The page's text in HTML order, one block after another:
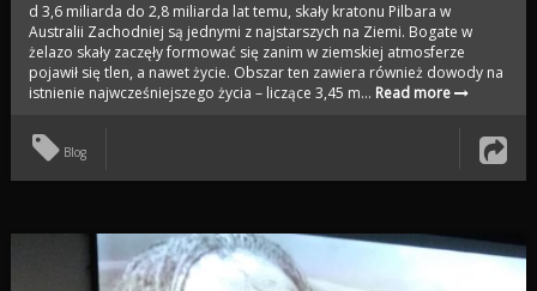
d 3,6 miliarda do 2,8 miliarda lat temu, skały kratonu Pilbara w
Australii Zachodniej są jednymi z najstarszych na Ziemi. Bogate w
żelazo skały zaczęły formować się zanim w ziemskiej atmosferze
pojawił się tlen, a nawet życie. Obszar ten zawiera również dowody na
istnienie najwcześniejszego życia – liczące 3,45 m... Read more
Blog